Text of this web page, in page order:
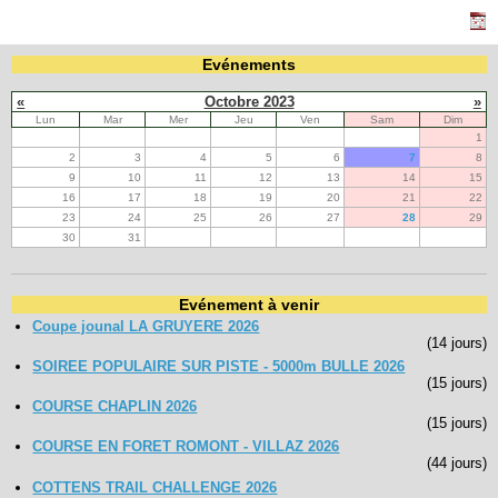
recherche
site map
messages récents
Ouverture de session
Nom d'utilisateur:
Demander un nouveau mot de passe
Evénements
« Octobre 2023 »
Lun Mar Mer Jeu Ven Sam
Dim
1
2
3 4 5 6 7
8
9
10 11 12 13 14
15
16
17 18 19 20 21
22
23
24 25 26 27 28
29
30
31
Evénement à venir
Coupe jounal LA GRUYERE 2026
(14 jours)
SOIREE POPULAIRE SUR PISTE - 5000m BULLE 2026
(15 jours)
COURSE CHAPLIN 2026
(15 jours)
COURSE EN FORET ROMONT - VILLAZ 2026
(44 jours)
COTTENS TRAIL CHALLENGE 2026